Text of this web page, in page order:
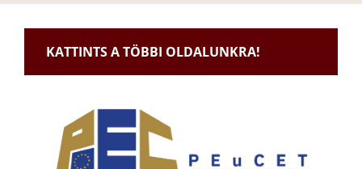
KATTINTS A TÖBBI OLDALUNKRA!